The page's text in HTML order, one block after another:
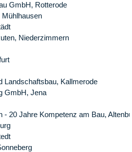
GmbH, Rotterode
Niederzimmern
Landschaftsbau, Kallmerode
GmbH, Jena
- 20 Jahre Kompetenz am Bau,